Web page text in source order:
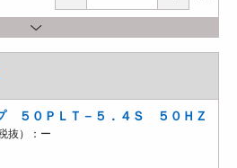
５０ＰＬＴ－５．４Ｓ ５０ＨＺ
抜）： ー